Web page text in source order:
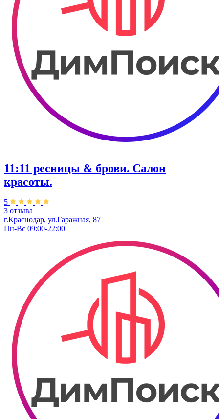
11:11 ресницы & брови. Салон
красоты.
5
3 отзыва
г.Краснодар, ул.Гаражная, 87
Пн-Вс 09:00-22:00